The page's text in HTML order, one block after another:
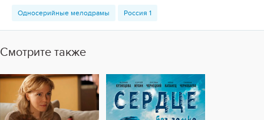
Односерийные мелодрамы Россия 1
Смотрите также